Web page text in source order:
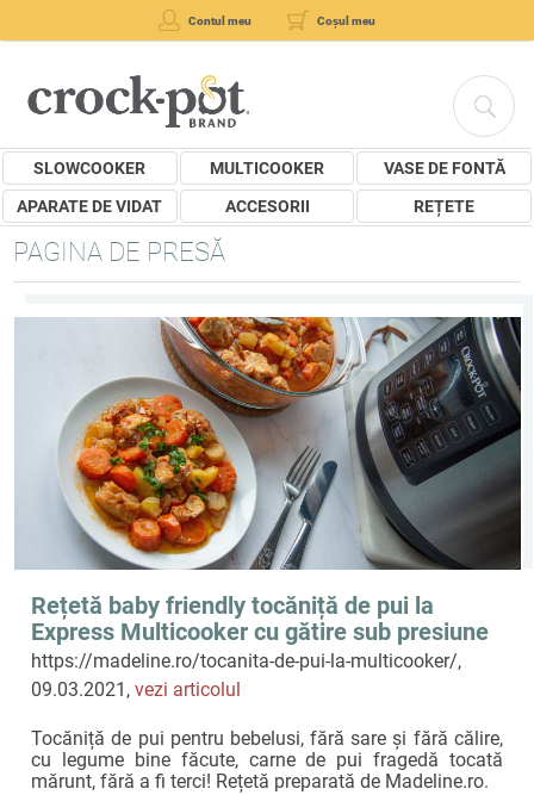
Contul meu Coșul meu
SLOWCOOKER MULTICOOKER
VASE DE FONTĂ
APARATE DE VIDAT
ACCESORII REȚETE
PAGINA DE PRESĂ
Rețetă baby friendly tocăniță de pui la
Express Multicooker cu gătire sub presiune
Crock-Pot by Madeline.ro
https://madeline.ro/tocanita-de-pui-la-multicooker/,
09.03.2021,vezi articolul
Tocăniță de pui pentru bebelusi, fără sare și fără călire,
cu legume bine făcute, carne de pui fragedă tocată
mărunt, fără a fi terci! Rețetă preparată de Madeline.ro.